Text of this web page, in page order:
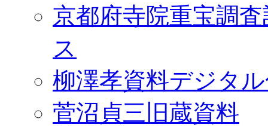
京都府寺院重宝調
ス
柳澤孝資料デジタ
菅沼貞三旧蔵資料